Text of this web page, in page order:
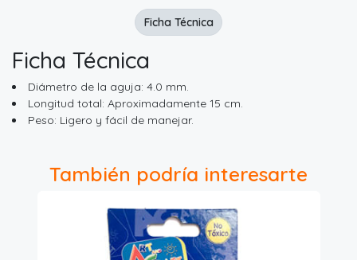
Ficha Técnica
Diámetro de la aguja: 4.0 mm.
Longitud total: Aproximadamente 15 cm.
Peso: Ligero y fácil de manejar.
Ficha Técnica
También podría interesarte